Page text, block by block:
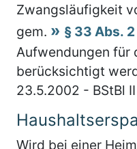
Zwangsläufigkeit
gem.
§ 33 Abs. 2
Aufwendungen für
berücksichtigt
23.5.2002 - BStBl
Wird bei einer